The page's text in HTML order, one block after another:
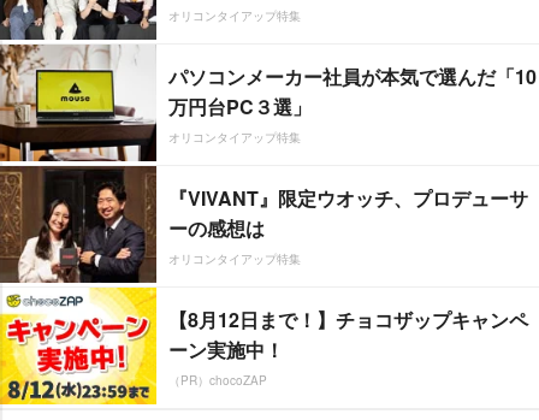
オリコンタイアップ特集
パソコンメーカー社員が本気で選んだ「10
万円台PC３選」
オリコンタイアップ特集
『VIVANT』限定ウオッチ、プロデューサ
ーの感想は
オリコンタイアップ特集
【8月12日まで！】チョコザップキャンペ
ーン実施中！
（PR）chocoZAP